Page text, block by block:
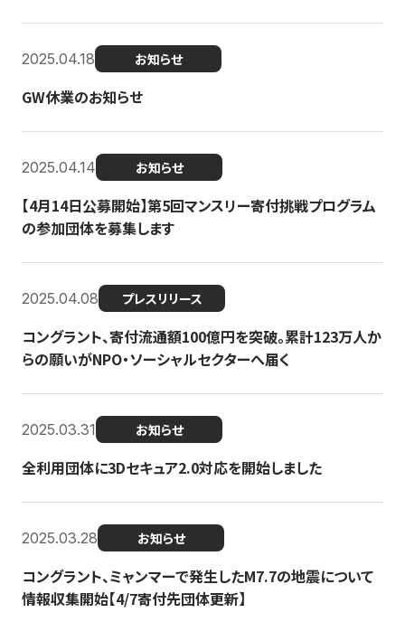
2025.04.18 お知らせ
GW休業のお知らせ
2025.04.14 お知らせ
【4月14日公募開始】第5回マンスリー寄付挑戦プログラム
の参加団体を募集します
2025.04.08 プレスリリース
コングラント、寄付流通額100億円を突破。累計123万人か
らの願いがNPO・ソーシャルセクターへ届く
2025.03.31 お知らせ
全利用団体に3Dセキュア2.0対応を開始しました
2025.03.28 お知らせ
コングラント、ミャンマーで発生したM7.7の地震について
情報収集開始【4/7寄付先団体更新】